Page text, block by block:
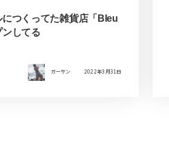
つくってた雑貨店「Bleu
してる
ガーサン 2022年3月31日